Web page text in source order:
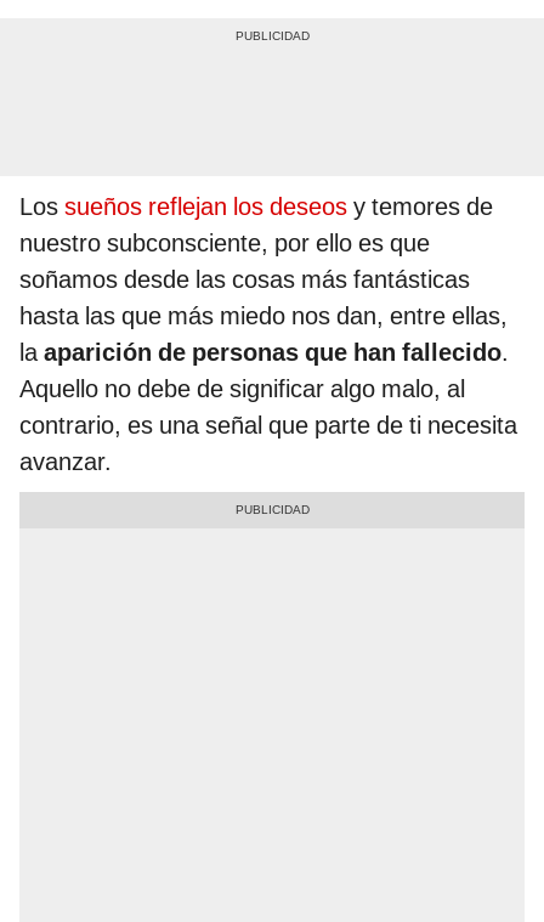
Los sueños reflejan los deseos y temores de
nuestro subconsciente, por ello es que
soñamos desde las cosas más fantásticas
hasta las que más miedo nos dan, entre ellas,
laaparición de personas que han fallecido.
Aquello no debe de significar algo malo, al
contrario, es una señal que parte de ti necesita
avanzar.